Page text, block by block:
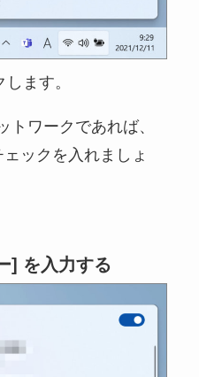
ます。
トワークであれば、
ックを入れましょ
] を入力する